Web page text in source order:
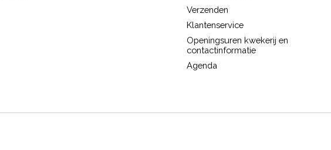
Verzenden
Klantenservice
Openingsuren kwekerij en
contactinformatie
Agenda